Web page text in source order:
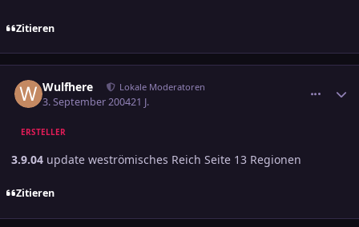
Zitieren
Wulfhere Lokale Moderatoren
3. September 200421 J.
ERSTELLER
3.9.04 update weströmisches Reich Seite 13 Regionen
Zitieren